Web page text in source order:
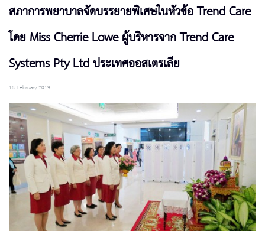
สภาการพยาบาลจัดบรรยายพิเศษในหัวข้อ Trend Care
โดย Miss Cherrie Lowe ผู้บริหารจาก Trend Care
Systems Pty Ltd ประเทศออสเตรเลีย
18 February 2019